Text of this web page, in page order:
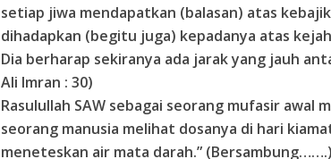
setiap jiwa mendapatkan (balasan) atas
dihadapkan (begitu juga) kepadanya atas
Dia berharap sekiranya ada jarak yang jauh
Ali Imran : 30)
Rasulullah SAW sebagai seorang mufasir awal
seorang manusia melihat dosanya di hari
meneteskan air mata darah.” (Bersambung…….)